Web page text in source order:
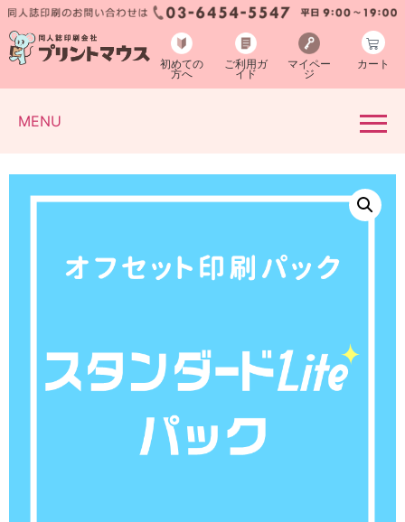
初めての
方へ
ご利用ガ
イド
マイペー
ジ
カート
MENU